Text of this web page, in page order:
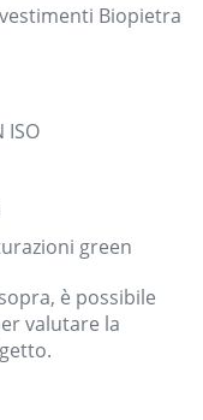
Biopietra
ISO
green
è possibile
valutare la